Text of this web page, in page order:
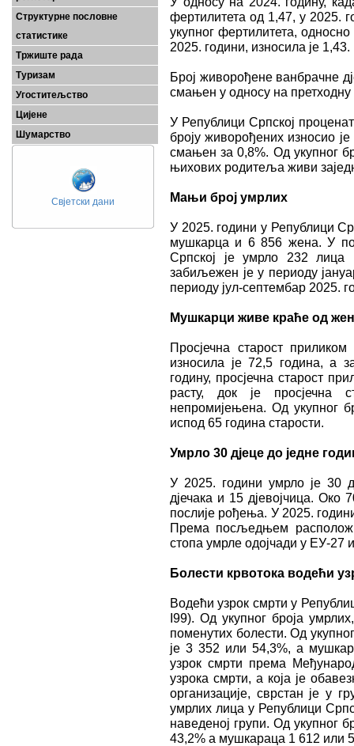
Структурне пословне
статистике
Тржиште рада
Туризам
Угоститељство
Цијене
Шумарство
Свјетски дани
фертилитета од 1,47, у 2025.
укупног фертилитета,
2025. години, износила је 1,43.
Број живорођене ванбрачне
смањен у односу на претходну
У Републици Српској
броју живорођених износио
смањен за 0,8%. Од укупног
њихових родитеља живи
Мањи број умрлих
У 2025. години у Републици
мушкарца и 6 856 жена. У
Српској је умрло 232
забиљежен је у периоду
периоду јул-септембар 2025.
Мушкарци живе краће од
Просјечна старост
износила је 72,5 година, а
годину, просјечна старост
расту, док је просјечна
непромијењена. Од укупног
испод 65 година старости.
Умрло 30 дјеце до једне
У 2025. години умрло је 30
дјечака и 15 дјевојчица. Око
послије рођења. У 2025.
Према посљедњем
стопа умрле одојчади у ЕУ-27
Болести крвотока водећи
Водећи узрок смрти у
I99). Од укупног броја
поменутих болести. Од
је 3 352 или 54,3%, а
узрок смрти према
узрока смрти, а која је
организације, сврстан је у
умрлих лица у Републици
наведеној групи. Од укупног
43,2% а мушкараца 1 612 или